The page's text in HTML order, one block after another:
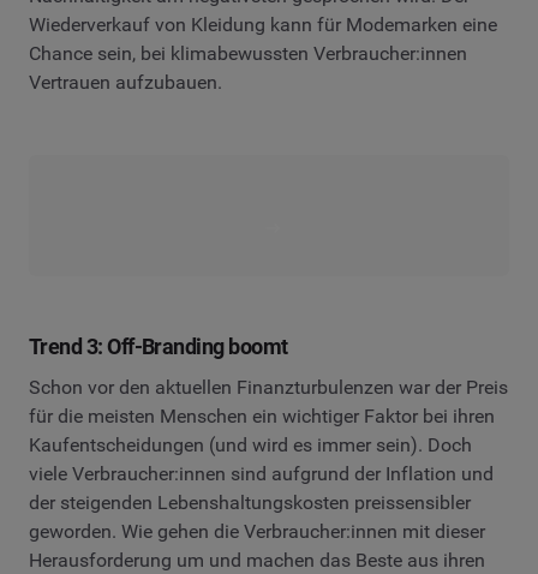
Wiederverkauf von Kleidung kann für Modemarken eine
Chance sein, bei klimabewussten Verbraucher:innen
Vertrauen aufzubauen.
Trend 3: Off-Branding boomt
Schon vor den aktuellen Finanzturbulenzen war der Preis
für die meisten Menschen ein wichtiger Faktor bei ihren
Kaufentscheidungen (und wird es immer sein). Doch
viele Verbraucher:innen sind aufgrund der Inflation und
der steigenden Lebenshaltungskosten preissensibler
geworden. Wie gehen die Verbraucher:innen mit dieser
Herausforderung um und machen das Beste aus ihren